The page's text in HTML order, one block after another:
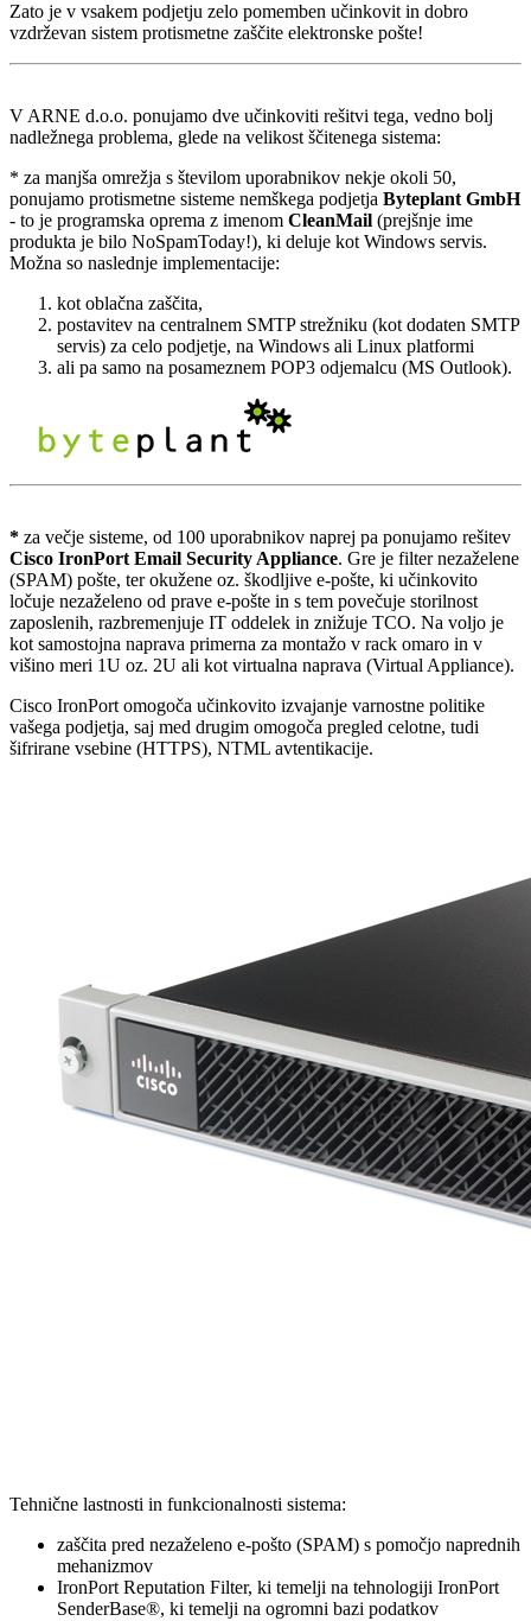
Zato je v vsakem podjetju zelo pomemben učinkovit in dobro
vzdrževan sistem protismetne zaščite elektronske pošte!
V ARNE d.o.o. ponujamo dve učinkoviti rešitvi tega, vedno bolj
nadležnega problema, glede na velikost ščitenega sistema:
* za manjša omrežja s številom uporabnikov nekje okoli 50,
ponujamo protismetne sisteme nemškega podjetja Byteplant GmbH
- to je programska oprema z imenom CleanMail (prejšnje ime
produkta je bilo NoSpamToday!), ki deluje kot Windows servis.
Možna so naslednje implementacije:
kot oblačna zaščita,
postavitev na centralnem SMTP strežniku (kot dodaten SMTP
servis) za celo podjetje, na Windows ali Linux platformi
ali pa samo na posameznem POP3 odjemalcu (MS Outlook).
* za večje sisteme, od 100 uporabnikov naprej pa ponujamo rešitev
Cisco IronPort Email Security Appliance. Gre je filter nezaželene
(SPAM) pošte, ter okužene oz. škodljive e-pošte, ki učinkovito
ločuje nezaželeno od prave e-pošte in s tem povečuje storilnost
zaposlenih, razbremenjuje IT oddelek in znižuje TCO. Na voljo je
kot samostojna naprava primerna za montažo v rack omaro in v
višino meri 1U oz. 2U ali kot virtualna naprava (Virtual Appliance).
Cisco IronPort omogoča učinkovito izvajanje varnostne politike
vašega podjetja, saj med drugim omogoča pregled celotne, tudi
šifrirane vsebine (HTTPS), NTML avtentikacije.
Tehnične lastnosti in funkcionalnosti sistema:
zaščita pred nezaželeno e-pošto (SPAM) s pomočjo naprednih
mehanizmov
IronPort Reputation Filter, ki temelji na tehnologiji IronPort
SenderBase®, ki temelji na ogromni bazi podatkov